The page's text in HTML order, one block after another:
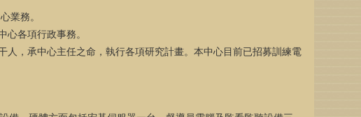
業務。
心各項行政事務。
人，承中心主任之命，執行各項研究計畫。本中心目前已招募訓練電